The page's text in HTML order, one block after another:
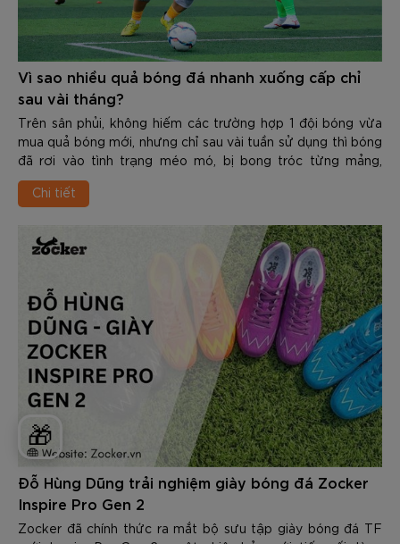
🎁
Vì sao nhiều quả bóng đá nhanh xuống cấp chỉ
sau vài tháng?
Trên sân phủi, không hiếm các trường hợp 1 đội bóng vừa
mua quả bóng mới, nhưng chỉ sau vài tuần sử dụng thì bóng
đã rơi vào tình trạng méo mó, bị bong tróc từng mảng,
thấm nước nặng nề hoặc là không còn giữ được hơi. Điều
này không chỉ gây ra tình trạng lãng phí mà còn làm giảm
từng pha bóng.
Vậy vì sao nhiều quả bóng đá nhanh xuống cấp chỉ sau vài
tháng? Và làm thế nào để chọn được 1 quả bóng đủ “trâu”
để đáp ứng & vượt qua được những thử thách khắc nghiệt
trên sân cỏ. Trong nội dung dưới đây các bạn hãy cùng
Zocker tìm hiểu chi tiết nhé.
Chi tiết
Đỗ Hùng Dũng trải nghiệm giày bóng đá Zocker
Inspire Pro Gen 2
Zocker đã chính thức ra mắt bộ sưu tập giày bóng đá TF